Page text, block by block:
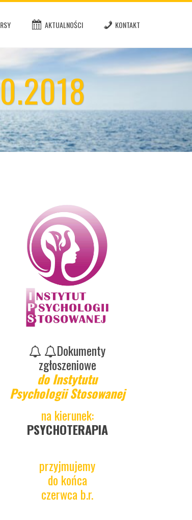
AKTUALNOŚCI KONTAKT
Dokumenty
zgłoszeniowe
do Instytutu
Psychologii Stosowanej
na kierunek:
PSYCHOTERAPIA
przyjmujemy
do końca
czerwca b.r.